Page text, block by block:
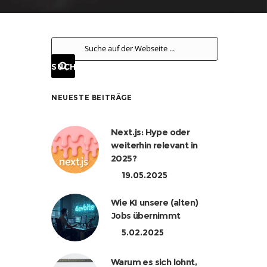
NEUESTE BEITRÄGE
Next.js: Hype oder
weiterhin relevant in
2025?
19.05.2025
Wie KI unsere (alten)
Jobs übernimmt
5.02.2025
Warum es sich lohnt,